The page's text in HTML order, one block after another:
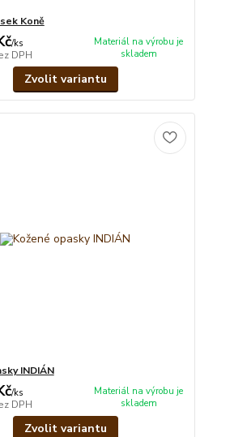
Koně
/ks
DPH
Materiál na výrobu je
skladem
Zvolit variantu
INDIÁN
/ks
DPH
Materiál na výrobu je
skladem
Zvolit variantu